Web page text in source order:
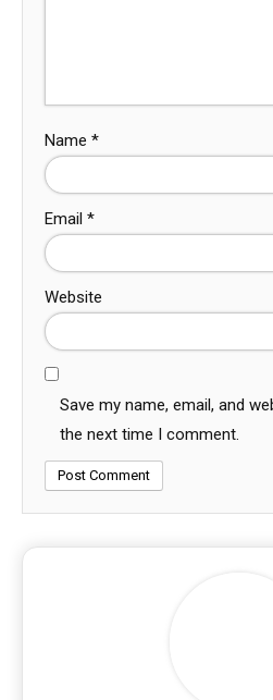
Name *
Email *
Website
Save my name, email, and
the next time I comment.